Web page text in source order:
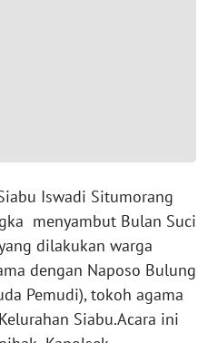
Iswadi Situmorang
menyambut Bulan Suci
dilakukan warga
dengan Naposo Bulung
Pemudi), tokoh agama
Siabu.Acara ini